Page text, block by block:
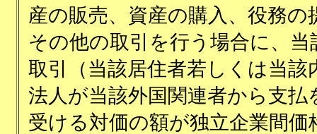
産の販売、資産の購入、役務の
その他の取引を行う場合に、当
取引（当該居住者若しくは当該
法人が当該外国関連者から支払
受ける対価の額が独立企業間価